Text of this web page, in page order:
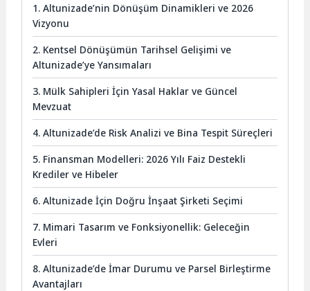
1. Altunizade’nin Dönüşüm Dinamikleri ve 2026
Vizyonu
2. Kentsel Dönüşümün Tarihsel Gelişimi ve
Altunizade’ye Yansımaları
3. Mülk Sahipleri İçin Yasal Haklar ve Güncel
Mevzuat
4. Altunizade’de Risk Analizi ve Bina Tespit Süreçleri
5. Finansman Modelleri: 2026 Yılı Faiz Destekli
Krediler ve Hibeler
6. Altunizade İçin Doğru İnşaat Şirketi Seçimi
7. Mimari Tasarım ve Fonksiyonellik: Geleceğin
Evleri
8. Altunizade’de İmar Durumu ve Parsel Birleştirme
Avantajları